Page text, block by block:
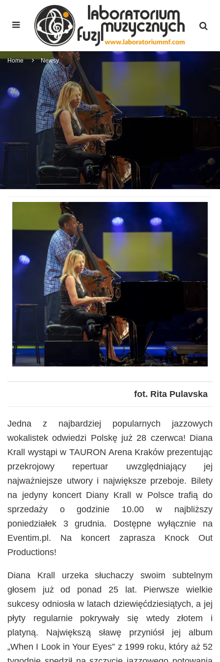
Home Newsy
fot. Rita Pulavska
Jedna z najbardziej popularnych jazzowych
wokalistek odwiedzi Polskę już 28 czerwca! Diana
Krall wystąpi w TAURON Arena Kraków prezentując
przekrojowy repertuar uwzględniający jej
najważniejsze utwory i największe przeboje. Bilety
na jedyny koncert Diany Krall w Polsce trafią do
sprzedaży o godzinie 10.00 w najbliższy
poniedziałek 3 grudnia. Dostępne wyłącznie na
Eventim.pl. Na koncert zaprasza Knock Out
Productions!
Diana Krall urzeka słuchaczy swoim subtelnym
głosem już od ponad 25 lat. Pierwsze wielkie
sukcesy odniosła w latach dziewięćdziesiątych, a jej
płyty regularnie pokrywały się wtedy złotem i
platyną. Największą sławę przyniósł jej album
„When I Look in Your Eyes” z 1999 roku, który aż 52